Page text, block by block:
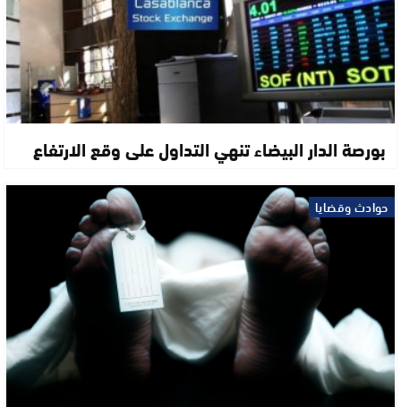
بورصة الدار البيضاء تنهي التداول على وقع الارتفاع
حوادث وقضايا